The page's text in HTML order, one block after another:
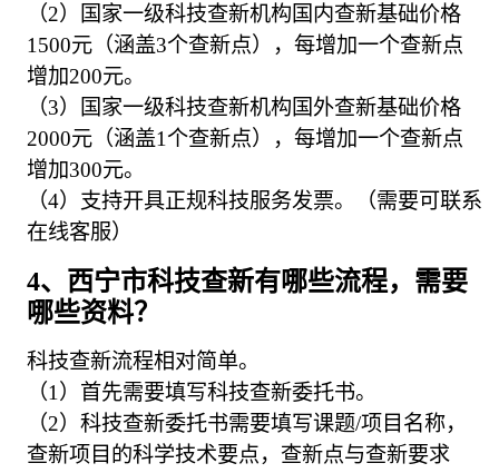
（2）国家一级科技查新机构国内查新基础价格
1500元（涵盖3个查新点），每增加一个查新点
增加200元。
（3）国家一级科技查新机构国外查新基础价格
2000元（涵盖1个查新点），每增加一个查新点
增加300元。
（4）支持开具正规科技服务发票。（需要可联系
在线客服）
4、西宁市科技查新有哪些流程，需要
哪些资料？
科技查新流程相对简单。
（1）首先需要填写科技查新委托书。
（2）科技查新委托书需要填写课题/项目名称，
查新项目的科学技术要点，查新点与查新要求